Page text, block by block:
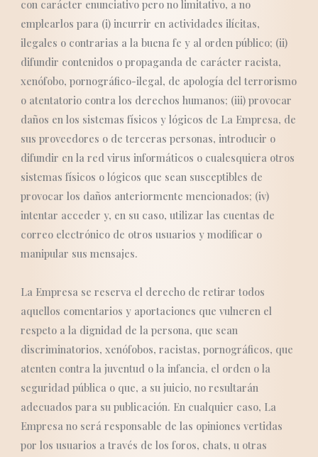
con carácter enunciativo pero no limitativo, a no
emplearlos para (i) incurrir en actividades ilícitas,
ilegales o contrarias a la buena fe y al orden público; (ii)
difundir contenidos o propaganda de carácter racista,
xenófobo, pornográfico-ilegal, de apología del terrorismo
o atentatorio contra los derechos humanos; (iii) provocar
daños en los sistemas físicos y lógicos de La Empresa, de
sus proveedores o de terceras personas, introducir o
difundir en la red virus informáticos o cualesquiera otros
sistemas físicos o lógicos que sean susceptibles de
provocar los daños anteriormente mencionados; (iv)
intentar acceder y, en su caso, utilizar las cuentas de
correo electrónico de otros usuarios y modificar o
manipular sus mensajes.
La Empresa se reserva el derecho de retirar todos
aquellos comentarios y aportaciones que vulneren el
respeto a la dignidad de la persona, que sean
discriminatorios, xenófobos, racistas, pornográficos, que
atenten contra la juventud o la infancia, el orden o la
seguridad pública o que, a su juicio, no resultarán
adecuados para su publicación. En cualquier caso, La
Empresa no será responsable de las opiniones vertidas
por los usuarios a través de los foros, chats, u otras